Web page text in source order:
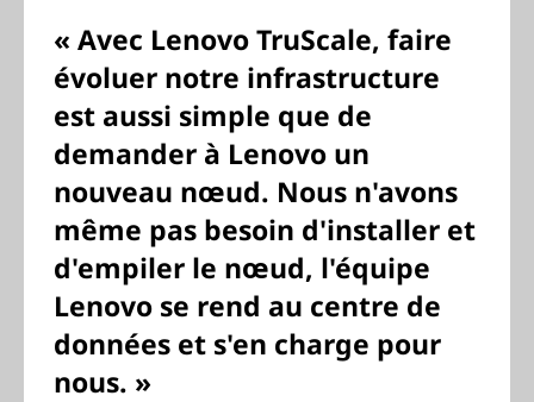
« Avec Lenovo TruScale, faire
évoluer notre infrastructure
est aussi simple que de
demander à Lenovo un
nouveau nœud. Nous n'avons
même pas besoin d'installer et
d'empiler le nœud, l'équipe
Lenovo se rend au centre de
données et s'en charge pour
nous. »